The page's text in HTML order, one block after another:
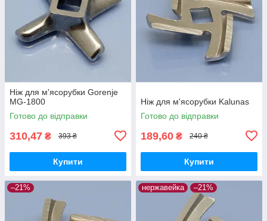
Ніж для м'ясорубки Gorenje
MG-1800
Готово до відправки
310,47 ₴ 393 ₴
Купити
Ніж для м'ясорубки Kalunas
Готово до відправки
189,60 ₴ 240 ₴
Купити
–21% нержавейка –21%